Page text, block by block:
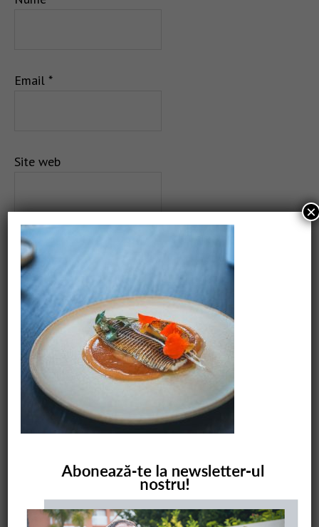
Email *
Site web
Salvează-mi numele, emailul și site-ul web în acest
navigator pentru data viitoare când o să comentez.
CAUTARE
COMANDĂ CARTEA NOASTRĂ
×